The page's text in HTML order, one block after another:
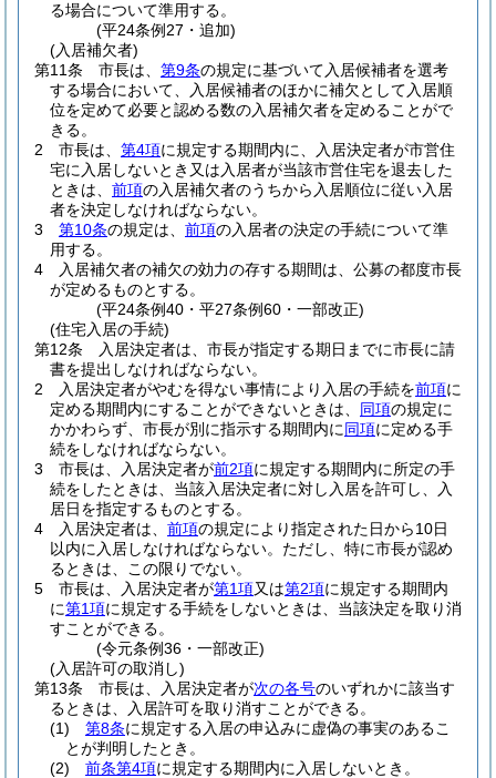
る場合について準用する。
(平24条例27・追加)
(入居補欠者)
第11条
市長は、 第9条の規定に基づいて入居候補者を選考
する場合において、入居候補者のほかに補欠として入居順
位を定めて必要と認める数の入居補欠者を定めることがで
きる。
2
市長は、 第4項に規定する期間内に、入居決定者が市営住
宅に入居しないとき又は入居者が当該市営住宅を退去した
ときは、 前項の入居補欠者のうちから入居順位に従い入居
者を決定しなければならない。
3
第10条の規定は、 前項の入居者の決定の手続について準
用する。
4
入居補欠者の補欠の効力の存する期間は、公募の都度市長
が定めるものとする。
(平24条例40・平27条例60・一部改正)
(住宅入居の手続)
第12条
入居決定者は、市長が指定する期日までに市長に請
書を提出しなければならない。
2
入居決定者がやむを得ない事情により入居の手続を前項に
定める期間内にすることができないときは、 同項の規定に
かかわらず、市長が別に指示する期間内に同項に定める手
続をしなければならない。
3
市長は、入居決定者が前2項に規定する期間内に所定の手
続をしたときは、当該入居決定者に対し入居を許可し、入
居日を指定するものとする。
4
入居決定者は、 前項の規定により指定された日から10日
以内に入居しなければならない。 ただし、特に市長が認め
るときは、この限りでない。
5
市長は、入居決定者が第1項又は第2項に規定する期間内
に第1項に規定する手続をしないときは、当該決定を取り消
すことができる。
(令元条例36・一部改正)
(入居許可の取消し)
第13条
市長は、入居決定者が次の各号のいずれかに該当す
るときは、入居許可を取り消すことができる。
(1)
第8条に規定する入居の申込みに虚偽の事実のあるこ
とが判明したとき。
(2)
前条第4項に規定する期間内に入居しないとき。